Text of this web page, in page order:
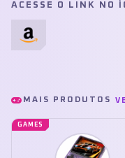
ACESSE O LINK NO
MAIS PRODUTOS
GAMES